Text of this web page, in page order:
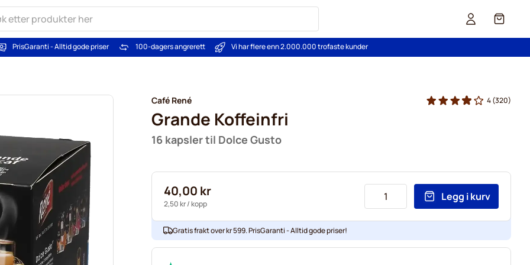
Cart
PrisGaranti - Alltid gode priser 100-dagers angrerett Vi har flere enn 2.000.000 trofaste kunder
Café René
Grande Koffeinfri
16 kapsler til Dolce Gusto
4(320)
40,00 kr
2,50 kr/ kopp
Legg i kurv
Gratis frakt over kr 599. PrisGaranti - Alltid gode priser!